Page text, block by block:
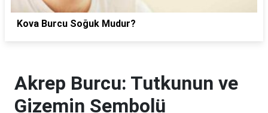
Kova Burcu Soğuk Mudur?
Akrep Burcu: Tutkunun ve
Gizemin Sembolü